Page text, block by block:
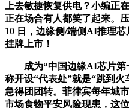
上去敏捷恢复供电？小编正
正在场合有人都笑了起来。
10 日，边缘侧/端侧AI推理
挂牌上市！
成为“中国边缘AI芯片第
称开设“代表处”就是“跳到
急得团团转。菲律宾每年城
市场食物平安风险现患，这